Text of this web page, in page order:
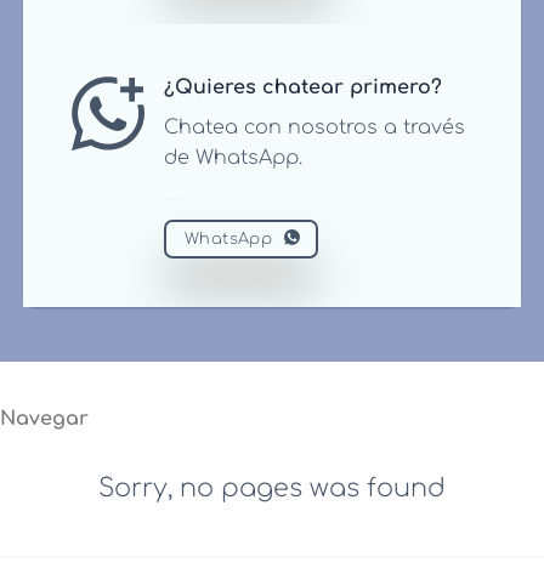
¿Quieres chatear primero?
Chatea con nosotros a través
de WhatsApp.
WhatsApp
Navegar
Sorry, no pages was found